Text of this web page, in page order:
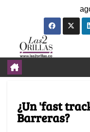
¿Un 'fast
Barreras?